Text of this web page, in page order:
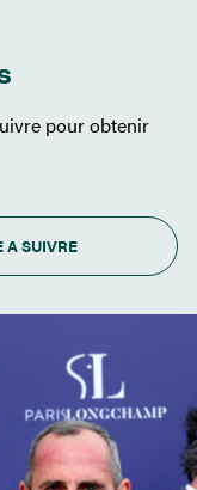
pour obtenir
A SUIVRE